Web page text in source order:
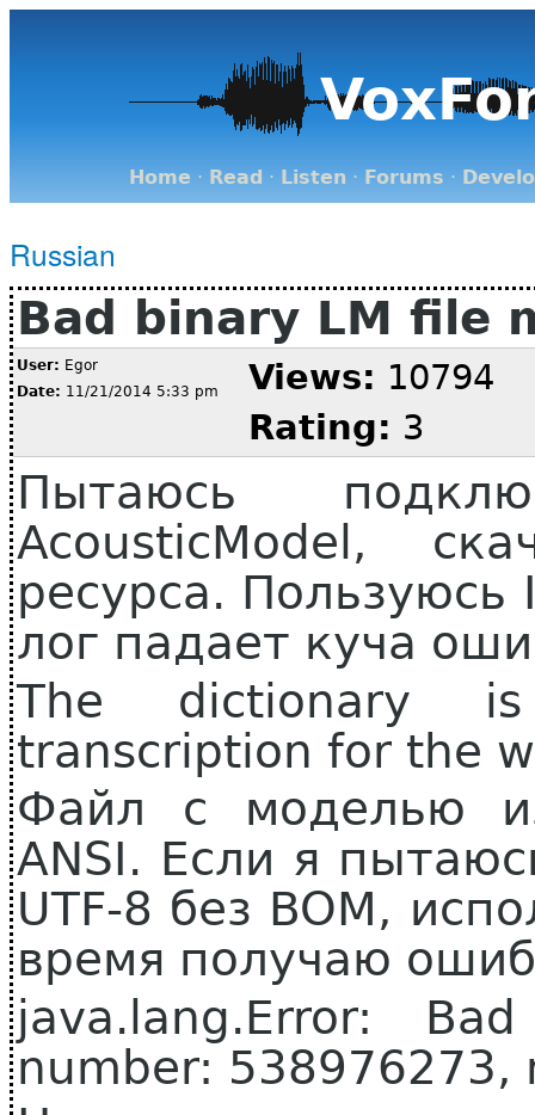
Home · Read · Listen · Forums ·
Russian
Bad binary LM file
User: Egor
Date: 11/21/2014 5:33 pm Views: 10794
Rating: 3
Пытаюсь
AcousticModel,
ресурса.
лог падает куча
The dictionary
transcription for
Файл с моделью
ANSI. Если я
UTF-8 без BOM,
время получаю
java.lang.Error:
number: 538976273,